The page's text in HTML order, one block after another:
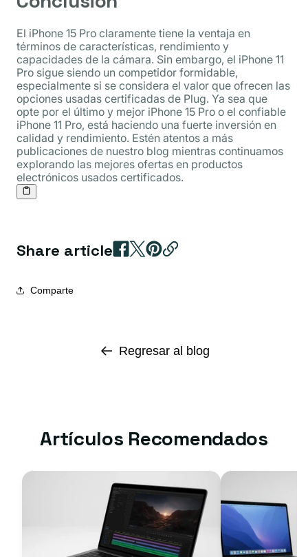
El iPhone 15 Pro claramente tiene la ventaja en
términos de características, rendimiento y
capacidades de la cámara. Sin embargo, el iPhone 11
Pro sigue siendo un competidor formidable,
especialmente si se considera el valor que ofrecen las
opciones usadas certificadas de Plug. Ya sea que
opte por el último y mejor iPhone 15 Pro o el confiable
iPhone 11 Pro, está haciendo una fuerte inversión en
calidad y rendimiento. Estén atentos a más
publicaciones de nuestro blog mientras continuamos
explorando las mejores ofertas en productos
electrónicos usados ​​certificados.
Share article
Comparte
Regresar al blog
Artículos Recomendados